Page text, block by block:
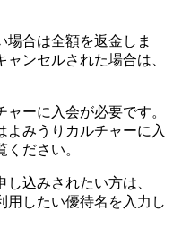
合は全額を返金しま
ンセルされた場合は、
ーに入会が必要です。
よみうりカルチャーに入
ください。
込みされたい方は、
用したい優待名を入力し